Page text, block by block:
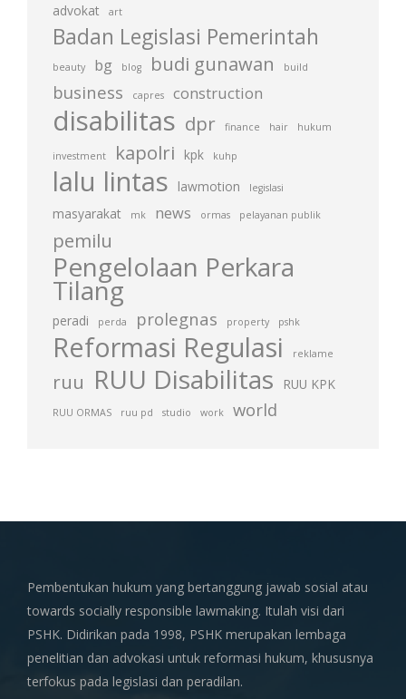
advokat art
Badan Legislasi Pemerintah
beauty bg blog budi gunawan build
business capres construction
disabilitas dpr finance hair hukum
investment kapolri kpk kuhp
lalu lintas lawmotion legislasi
masyarakat mk news ormas pelayanan publik
pemilu
Pengelolaan Perkara
Tilang
peradi perda prolegnas property pshk
Reformasi Regulasi reklame
ruu RUU Disabilitas RUU KPK
RUU ORMAS ruu pd studio work world
Pembentukan hukum yang bertanggung jawab sosial atau
towards socially responsible lawmaking. Itulah visi dari
PSHK. Didirikan pada 1998, PSHK merupakan lembaga
penelitian dan advokasi untuk reformasi hukum, khususnya
terfokus pada legislasi dan peradilan.